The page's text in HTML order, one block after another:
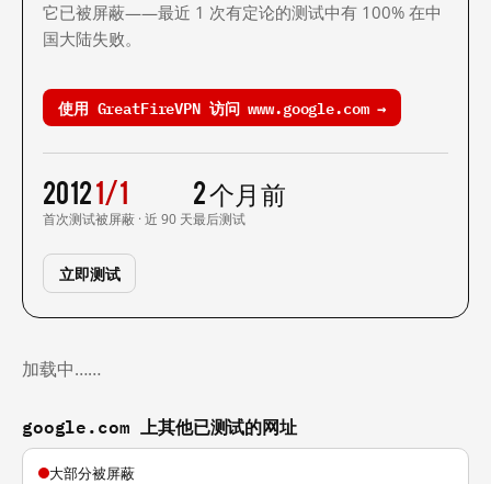
它已被屏蔽——最近 1 次有定论的测试中有 100% 在中
国大陆失败。
使用 GreatFireVPN 访问 www.google.com →
2012
首次测试
1/1
被屏蔽 · 近 90 天
2 个月前
最后测试
立即测试
加载中……
google.com 上其他已测试的网址
大部分被屏蔽